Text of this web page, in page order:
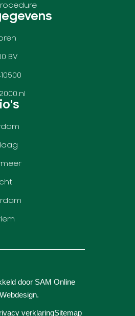
BV
door SAM Online
Webdesign.
verklaringSitemap